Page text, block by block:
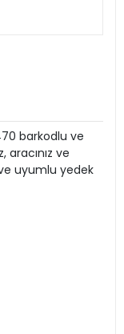
barkodlu ve
aracınız ve
uyumlu yedek